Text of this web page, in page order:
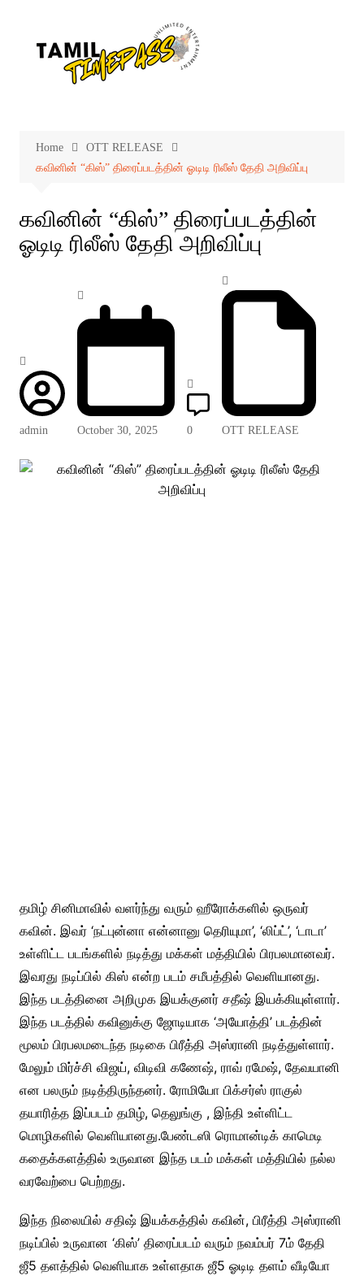
Home
OTT RELEASE
கவினின் “கிஸ்” திரைப்படத்தின் ஓடிடி ரிலீஸ் தேதி அறிவிப்பு
கவினின் “கிஸ்” திரைப்படத்தின்
ஓடிடி ரிலீஸ் தேதி அறிவிப்பு
admin October 30, 2025 0 OTT RELEASE
தமிழ் சினிமாவில் வளர்ந்து வரும் ஹீரோக்களில் ஒருவர்
கவின். இவர் ‘நட்புன்னா என்னானு தெரியுமா’, ‘லிப்ட்’, ‘டாடா’
உள்ளிட்ட படங்களில் நடித்து மக்கள் மத்தியில் பிரபலமானவர்.
இவரது நடிப்பில் கிஸ் என்ற படம் சமீபத்தில் வெளியானது.
இந்த படத்தினை அறிமுக இயக்குனர் சதீஷ் இயக்கியுள்ளார்.
இந்த படத்தில் கவினுக்கு ஜோடியாக ‘அயோத்தி’ படத்தின்
மூலம் பிரபலமடைந்த நடிகை பிரீத்தி அஸ்ரானி நடித்துள்ளார்.
மேலும் மிர்ச்சி விஜய், விடிவி கணேஷ், ராவ் ரமேஷ், தேவயானி
என பலரும் நடித்திருந்தனர். ரோமியோ பிக்சர்ஸ் ராகுல்
தயாரித்த இப்படம் தமிழ், தெலுங்கு , இந்தி உள்ளிட்ட
மொழிகளில் வெளியானது.பேண்டஸி ரொமான்டிக் காமெடி
கதைக்களத்தில் உருவான இந்த படம் மக்கள் மத்தியில் நல்ல
வரவேற்பை பெற்றது.
இந்த நிலையில் சதிஷ் இயக்கத்தில் கவின், பிரீத்தி அஸ்ரானி
நடிப்பில் உருவான ‘கிஸ்’ திரைப்படம் வரும் நவம்பர் 7ம் தேதி
ஜீ5 தளத்தில் வெளியாக உள்ளதாக ஜீ5 ஓடிடி தளம் வீடியோ